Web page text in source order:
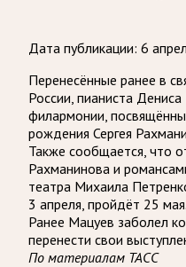
Дата публикации: 6
Перенесённые ранее в
России, пианиста
филармонии,
рождения Сергея
Также сообщается, что
Рахманинова и
театра Михаила
3 апреля, пройдёт 25 мая.
Ранее Мацуев заболел
перенести свои
По материалам ТАСС